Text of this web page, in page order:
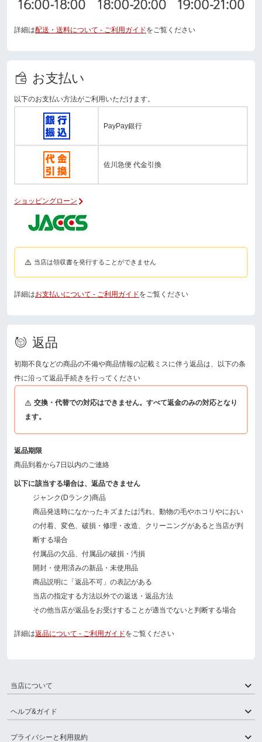
詳細は配送・送料について - ご利用ガイドをご覧ください
お支払い
以下のお支払い方法がご利用いただけます。
PayPay銀行
佐川急便 代金引換
ショッピングローン
当店は領収書を発行することができません
詳細はお支払いについて - ご利用ガイドをご覧ください
返品
初期不良などの商品の不備や商品情報の記載ミスに伴う返品は、以下の条
件に沿って返品手続きを行ってください
交換・代替での対応はできません。すべて返金のみの対応となり
ます。
返品期限
商品到着から7日以内のご連絡
以下に該当する場合は、返品できません
ジャンク(Dランク)商品
商品発送時になかったキズまたは汚れ、動物の毛やホコリやにおい
の付着、変色、破損・修理・改造、クリーニングがあると当店が判
断する場合
付属品の欠品、付属品の破損・汚損
開封・使用済みの新品・未使用品
商品説明に「返品不可」の表記がある
当店の指定する方法以外での返送・返品方法
その他当店が返品をお受けすることが適当でないと判断する場合
詳細は返品について - ご利用ガイドをご覧ください
当店について
ヘルプ&ガイド
プライバシーと利用規約